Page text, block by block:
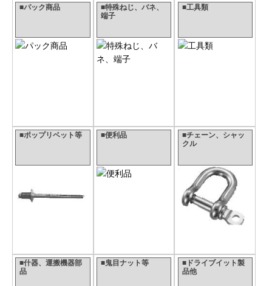
■パック商品
■特殊ねじ、バネ、
端子
■工具類
■ポップリベット等 ■便利品
■チェーン、シャッ
クル
■什器、運搬機器部
品
■鬼目ナット等
■ドライブイット製
品他